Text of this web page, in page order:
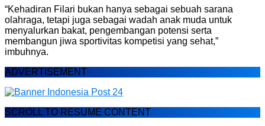
“Kehadiran Filari bukan hanya sebagai sebuah sarana
olahraga, tetapi juga sebagai wadah anak muda untuk
menyalurkan bakat, pengembangan potensi serta
membangun jiwa sportivitas kompetisi yang sehat,”
imbuhnya.
ADVERTISEMENT
SCROLL TO RESUME CONTENT